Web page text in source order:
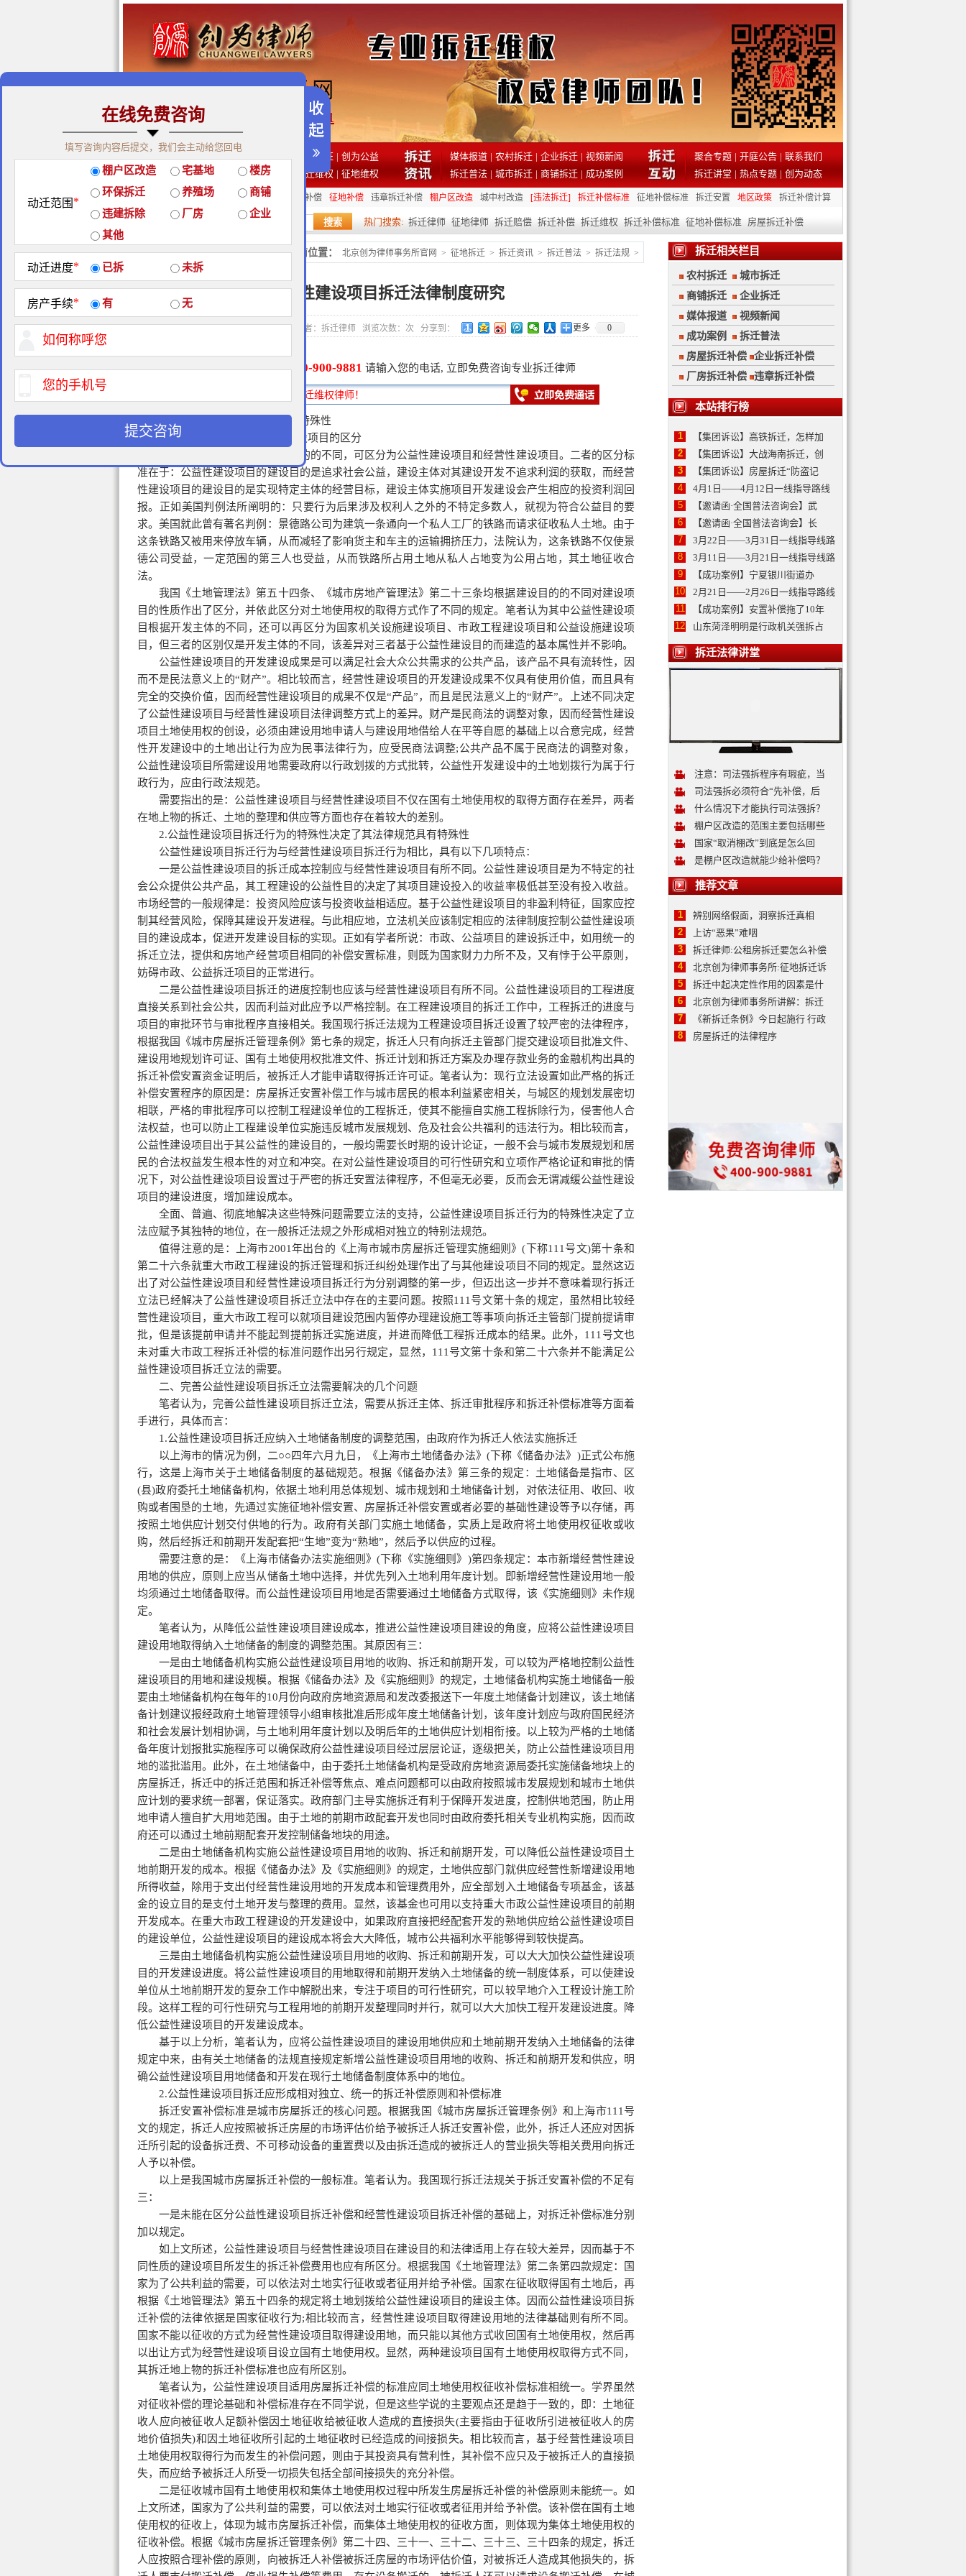
免费咨询热线：400-900-9881
客户见证 | 创为公益
经典案例 | 律师团队 拆迁维权 | 征地维权
媒体报道 | 农村拆迁 | 企业拆迁 | 视频新闻
拆迁普法 | 城市拆迁 | 商铺拆迁 | 成功案例
聚合专题 | 开庭公告 | 联系我们
拆迁讲堂 | 热点专题 | 创为动态
房屋拆迁补偿 企业拆迁补偿 厂房拆迁补偿 征地补偿 违章拆迁补偿 棚户区改造 城中村改造 [违法拆迁] 拆迁补偿标准 征地补偿标准 拆迁安置 地区政策 拆迁补偿计算
站内搜索： 热门搜索: 拆迁律师 征地律师 拆迁赔偿 拆迁补偿 拆迁维权 拆迁补偿标准 征地补偿标准 房屋拆迁补偿
拆迁法规 当前位置： 北京创为律师事务所官网 > 征地拆迁 > 拆迁资讯 > 拆迁普法 > 拆迁法规 >
公益性建设项目拆迁法律制度研究
2014-11-10 15:25 作者：拆迁律师 浏览次数： 次 分享到： 更多 0
免费法律咨询热线:400-900-9881 请输入您的电话, 立即免费咨询专业拆迁律师
一、公益性建设项目拆迁具有特殊性
1.公益性建设项目与经营性建设项目的区分
工程建设项目根据工程建设目的的不同，可区分为公益性建设项目和经营性建设项目。二者的区分标
准在于：公益性建设项目的建设目的是追求社会公益，建设主体对其建设开发不追求利润的获取，而经营
性建设项目的建设目的是实现特定主体的经营目标，建设主体实施项目开发建设会产生相应的投资利润回
报。正如美国判例法所阐明的：只要行为后果涉及权利人之外的不特定多数人，就视为符合公益目的要
求。美国就此曾有著名判例：景德路公司为建筑一条通向一个私人工厂的铁路而请求征收私人土地。由于
这条铁路又被用来停放车辆，从而减轻了影响货主和车主的运输拥挤压力，法院认为，这条铁路不仅使景
德公司受益，一定范围的第三人也受益，从而铁路所占用土地从私人占地变为公用占地，其土地征收合
法。
我国《土地管理法》第五十四条、《城市房地产管理法》第二十三条均根据建设目的的不同对建设项
目的性质作出了区分，并依此区分对土地使用权的取得方式作了不同的规定。笔者认为其中公益性建设项
目根据开发主体的不同，还可以再区分为国家机关设施建设项目、市政工程建设项目和公益设施建设项
目，但三者的区别仅是开发主体的不同，该差异对三者基于公益性建设目的而建造的基本属性并不影响。
公益性建设项目的开发建设成果是可以满足社会大众公共需求的公共产品，该产品不具有流转性，因
而不是民法意义上的“财产”。相比较而言，经营性建设项目的开发建设成果不仅具有使用价值，而且具有
完全的交换价值，因而经营性建设项目的成果不仅是“产品”，而且是民法意义上的“财产”。上述不同决定
了公益性建设项目与经营性建设项目法律调整方式上的差异。财产是民商法的调整对象，因而经营性建设
项目土地使用权的创设，必须由建设用地申请人与建设用地借给人在平等自愿的基础上以合意完成，经营
性开发建设中的土地出让行为应为民事法律行为，应受民商法调整;公共产品不属于民商法的调整对象，
公益性建设项目所需建设用地需要政府以行政划拨的方式批转，公益性开发建设中的土地划拨行为属于行
政行为，应由行政法规范。
需要指出的是：公益性建设项目与经营性建设项目不仅在国有土地使用权的取得方面存在差异，两者
在地上物的拆迁、土地的整理和供应等方面也存在着较大的差别。
2.公益性建设项目拆迁行为的特殊性决定了其法律规范具有特殊性
公益性建设项目拆迁行为与经营性建设项目拆迁行为相比，具有以下几项特点：
一是公益性建设项目的拆迁成本控制应与经营性建设项目有所不同。公益性建设项目是为不特定的社
会公众提供公共产品，其工程建设的公益性目的决定了其项目建设投入的收益率极低甚至没有投入收益。
市场经营的一般规律是：投资风险应该与投资收益相适应。基于公益性建设项目的非盈利特征，国家应控
制其经营风险，保障其建设开发进程。与此相应地，立法机关应该制定相应的法律制度控制公益性建设项
目的建设成本，促进开发建设目标的实现。正如有学者所说：市政、公益项目的建设拆迁中，如用统一的
拆迁立法，提供和房地产经营项目相同的补偿安置标准，则既为国家财力力所不及，又有悖于公平原则，
妨碍市政、公益拆迁项目的正常进行。
二是公益性建设项目拆迁的进度控制也应该与经营性建设项目有所不同。公益性建设项目的工程进度
直接关系到社会公共，因而利益对此应予以严格控制。在工程建设项目的拆迁工作中，工程拆迁的进度与
项目的审批环节与审批程序直接相关。我国现行拆迁法规为工程建设项目拆迁设置了较严密的法律程序，
根据我国《城市房屋拆迁管理条例》第七条的规定，拆迁人只有向拆迁主管部门提交建设项目批准文件、
建设用地规划许可证、国有土地使用权批准文件、拆迁计划和拆迁方案及办理存款业务的金融机构出具的
拆迁补偿安置资金证明后，被拆迁人才能申请取得拆迁许可证。笔者认为：现行立法设置如此严格的拆迁
补偿安置程序的原因是：房屋拆迁安置补偿工作与城市居民的根本利益紧密相关，与城区的规划发展密切
相联，严格的审批程序可以控制工程建设单位的工程拆迁，使其不能擅自实施工程拆除行为，侵害他人合
法权益，也可以防止工程建设单位实施违反城市发展规划、危及社会公共福利的违法行为。相比较而言，
公益性建设项目出于其公益性的建设目的，一般均需要长时期的设计论证，一般不会与城市发展规划和居
民的合法权益发生根本性的对立和冲突。在对公益性建设项目的可行性研究和立项作严格论证和审批的情
况下，对公益性建设项目设置过于严密的拆迁安置法律程序，不但毫无必要，反而会无谓减缓公益性建设
项目的建设进度，增加建设成本。
全面、普遍、彻底地解决这些特殊问题需要立法的支持，公益性建设项目拆迁行为的特殊性决定了立
法应赋予其独特的地位，在一般拆迁法规之外形成相对独立的特别法规范。
值得注意的是：上海市2001年出台的《上海市城市房屋拆迁管理实施细则》(下称111号文)第十条和
第二十六条就重大市政工程建设的拆迁管理和拆迁纠纷处理作出了与其他建设项目不同的规定。显然这迈
出了对公益性建设项目和经营性建设项目拆迁行为分别调整的第一步，但迈出这一步并不意味着现行拆迁
立法已经解决了公益性建设项目拆迁立法中存在的主要问题。按照111号文第十条的规定，虽然相比较经
营性建设项目，重大市政工程可以就项目建设范围内暂停办理建设施工等事项向拆迁主管部门提前提请审
批，但是该提前申请并不能起到提前拆迁实施进度，并进而降低工程拆迁成本的结果。此外，111号文也
未对重大市政工程拆迁补偿的标准问题作出另行规定，显然，111号文第十条和第二十六条并不能满足公
益性建设项目拆迁立法的需要。
二、完善公益性建设项目拆迁立法需要解决的几个问题
笔者认为，完善公益性建设项目拆迁立法，需要从拆迁主体、拆迁审批程序和拆迁补偿标准等方面着
手进行，具体而言：
1.公益性建设项目拆迁应纳入土地储备制度的调整范围，由政府作为拆迁人依法实施拆迁
以上海市的情况为例，二○○四年六月九日，《上海市土地储备办法》(下称《储备办法》)正式公布施
行，这是上海市关于土地储备制度的基础规范。根据《储备办法》第三条的规定：土地储备是指市、区
(县)政府委托土地储备机构，依据土地利用总体规划、城市规划和土地储备计划，对依法征用、收回、收
购或者围垦的土地，先通过实施征地补偿安置、房屋拆迁补偿安置或者必要的基础性建设等予以存储，再
按照土地供应计划交付供地的行为。政府有关部门实施土地储备，实质上是政府将土地使用权征收或收
购，然后经拆迁和前期开发配套把“生地”变为“熟地”，然后予以供应的过程。
需要注意的是：《上海市储备办法实施细则》(下称《实施细则》)第四条规定：本市新增经营性建设
用地的供应，原则上应当从储备土地中选择，并优先列入土地利用年度计划。即新增经营性建设用地一般
均须通过土地储备取得。而公益性建设项目用地是否需要通过土地储备方式取得，该《实施细则》未作规
定。
笔者认为，从降低公益性建设项目建设成本，推进公益性建设项目建设的角度，应将公益性建设项目
建设用地取得纳入土地储备的制度的调整范围。其原因有三：
一是由土地储备机构实施公益性建设项目用地的收购、拆迁和前期开发，可以较为严格地控制公益性
建设项目的用地和建设规模。根据《储备办法》及《实施细则》的规定，土地储备机构实施土地储备一般
要由土地储备机构在每年的10月份向政府房地资源局和发改委报送下一年度土地储备计划建议，该土地储
备计划建议报经政府土地管理领导小组审核批准后形成年度土地储备计划，该年度计划应与政府国民经济
和社会发展计划相协调，与土地利用年度计划以及明后年的土地供应计划相衔接。以上较为严格的土地储
备年度计划报批实施程序可以确保政府公益性建设项目经过层层论证，逐级把关，防止公益性建设项目用
地的滥批滥用。此外，在土地储备中，由于委托土地储备机构是受政府房地资源局委托实施储备地块上的
房屋拆迁，拆迁中的拆迁范围和拆迁补偿等焦点、难点问题都可以由政府按照城市发展规划和城市土地供
应计划的要求统一部署，保证落实。政府部门主导实施拆迁有利于保障开发进度，控制供地范围，防止用
地申请人擅自扩大用地范围。由于土地的前期市政配套开发也同时由政府委托相关专业机构实施，因而政
府还可以通过土地前期配套开发控制储备地块的用途。
二是由土地储备机构实施公益性建设项目用地的收购、拆迁和前期开发，可以降低公益性建设项目土
地前期开发的成本。根据《储备办法》及《实施细则》的规定，土地供应部门就供应经营性新增建设用地
所得收益，除用于支出付经营性建设用地的开发成本和管理费用外，应全部划入土地储备专项基金，该基
金的设立目的是支付土地开发与整理的费用。显然，该基金也可用以支持重大市政公益性建设项目的前期
开发成本。在重大市政工程建设的开发建设中，如果政府直接把经配套开发的熟地供应给公益性建设项目
的建设单位，公益性建设项目的建设成本将会大大降低，城市公共福利水平能够得到较快提高。
三是由土地储备机构实施公益性建设项目用地的收购、拆迁和前期开发，可以大大加快公益性建设项
目的开发建设进度。将公益性建设项目的用地取得和前期开发纳入土地储备的统一制度体系，可以使建设
单位从土地前期开发的复杂工作中解脱出来，专注于项目的可行性研究，可以较早地介入工程设计施工阶
段。这样工程的可行性研究与工程用地的前期开发整理同时并行，就可以大大加快工程开发建设进度。降
低公益性建设项目的开发建设成本。
基于以上分析，笔者认为，应将公益性建设项目的建设用地供应和土地前期开发纳入土地储备的法律
规定中来，由有关土地储备的法规直接规定新增公益性建设项目用地的收购、拆迁和前期开发和供应，明
确公益性建设项目用地储备和开发在现行土地储备制度体系中的地位。
2.公益性建设项目拆迁应形成相对独立、统一的拆迁补偿原则和补偿标准
拆迁安置补偿标准是城市房屋拆迁的核心问题。根据我国《城市房屋拆迁管理条例》和上海市111号
文的规定，拆迁人应按照被拆迁房屋的市场评估价给予被拆迁人拆迁安置补偿，此外，拆迁人还应对因拆
迁所引起的设备拆迁费、不可移动设备的重置费以及由拆迁造成的被拆迁人的营业损失等相关费用向拆迁
人予以补偿。
以上是我国城市房屋拆迁补偿的一般标准。笔者认为。我国现行拆迁法规关于拆迁安置补偿的不足有
三：
一是未能在区分公益性建设项目拆迁补偿和经营性建设项目拆迁补偿的基础上，对拆迁补偿标准分别
加以规定。
如上文所述，公益性建设项目与经营性建设项目在建设目的和法律适用上存在较大差异，因而基于不
同性质的建设项目所发生的拆迁补偿费用也应有所区分。根据我国《土地管理法》第二条第四款规定：国
家为了公共利益的需要，可以依法对土地实行征收或者征用并给予补偿。国家在征收取得国有土地后，再
根据《土地管理法》第五十四条的规定将土地划拨给公益性建设项目的建设主体。因而公益性建设项目拆
迁补偿的法律依据是国家征收行为;相比较而言，经营性建设项目取得建设用地的法律基础则有所不同。
国家不能以征收的方式为经营性建设项目取得建设用地，而只能以其他方式收回国有土地使用权，然后再
以出让方式为经营性建设项目设立国有土地使用权。显然，两种建设项目国有土地使用权取得方式不同，
其拆迁地上物的拆迁补偿标准也应有所区别。
笔者认为，公益性建设项目适用房屋拆迁补偿的标准应同土地使用权征收补偿标准相统一。学界虽然
对征收补偿的理论基础和补偿标准存在不同学说，但是这些学说的主要观点还是趋于一致的，即：土地征
收人应向被征收人足额补偿因土地征收给被征收人造成的直接损失(主要指由于征收所引进被征收人的房
地价值损失)和因土地征收所引起的土地征收时已经造成的间接损失。相比较而言，基于经营性建设项目
土地使用权取得行为而发生的补偿问题，则由于其投资具有营利性，其补偿不应只及于被拆迁人的直接损
失，而应给予被拆迁人所受一切损失包括全部间接损失的充分补偿。
二是征收城市国有土地使用权和集体土地使用权过程中所发生房屋拆迁补偿的补偿原则未能统一。如
上文所述，国家为了公共利益的需要，可以依法对土地实行征收或者征用并给予补偿。该补偿在国有土地
使用权的征收上，体现为城市房屋拆迁补偿，而集体土地使用权的征收方面，则体现为集体土地使用权的
征收补偿。根据《城市房屋拆迁管理条例》第二十四、三十一、三十二、三十三、三十四条的规定，拆迁
人应按照合理补偿的原则，向被拆迁人补偿被拆迁房屋的市场评估价值，对被拆迁人造成其他损失的，拆
拆迁相关栏目
农村拆迁
城市拆迁
商铺拆迁
企业拆迁
媒体报道
视频新闻
成功案例
拆迁普法
房屋拆迁补偿
企业拆迁补偿
厂房拆迁补偿
违章拆迁补偿
本站排行榜
1
【集团诉讼】高铁拆迁，怎样加
2
【集团诉讼】大战海南拆迁，创
3
【集团诉讼】房屋拆迁“防盗记
4
4月1日——4月12日一线指导路线
5
【邀请函·全国普法咨询会】武
6
【邀请函·全国普法咨询会】长
7
3月22日——3月31日一线指导线路
8
3月11日——3月21日一线指导线路
9
【成功案例】宁夏银川街道办
10
2月21日——2月26日一线指导路线
11
【成功案例】安置补偿拖了10年
12
山东菏泽明明是行政机关强拆占
拆迁法律讲堂
注意：司法强拆程序有瑕疵，当
司法强拆必须符合“先补偿，后
什么情况下才能执行司法强拆？
棚户区改造的范围主要包括哪些
国家“取消棚改”到底是怎么回
是棚户区改造就能少给补偿吗？
推荐文章
1
辨别网络假面，洞察拆迁真相
2
上访“恶果”难咽
3
拆迁律师:公租房拆迁要怎么补偿
4
北京创为律师事务所:征地拆迁诉
5
拆迁中起决定性作用的因素是什
6
北京创为律师事务所讲解：拆迁
7
《新拆迁条例》今日起施行 行政
8
房屋拆迁的法律程序
在线免费咨询
填写咨询内容后提交，我们会主动给您回电
动迁范围 *
棚户区改造 宅基地
楼房
环保拆迁
养殖场
商铺
违建拆除
厂房
企业
其他
动迁进度* 已拆 未拆
房产手续* 有 无
提交咨询